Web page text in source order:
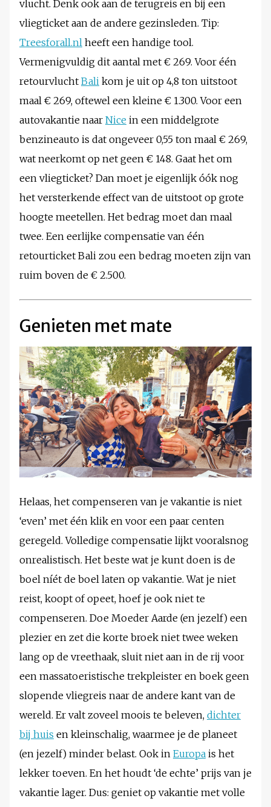
vlucht. Denk ook aan de terugreis en bij een
vliegticket aan de andere gezinsleden. Tip:
Treesforall.nl heeft een handige tool.
Vermenigvuldig dit aantal met € 269. Voor één
retourvlucht Bali kom je uit op 4,8 ton uitstoot
maal € 269, oftewel een kleine € 1.300. Voor een
autovakantie naar Nice in een middelgrote
benzineauto is dat ongeveer 0,55 ton maal € 269,
wat neerkomt op net geen € 148. Gaat het om
een vliegticket? Dan moet je eigenlijk óók nog
het versterkende effect van de uitstoot op grote
hoogte meetellen. Het bedrag moet dan maal
twee. Een eerlijke compensatie van één
retourticket Bali zou een bedrag moeten zijn van
ruim boven de € 2.500.
Genieten met mate
Helaas, het compenseren van je vakantie is niet
‘even’ met één klik en voor een paar centen
geregeld. Volledige compensatie lijkt vooralsnog
onrealistisch. Het beste wat je kunt doen is de
boel níét de boel laten op vakantie. Wat je niet
reist, koopt of opeet, hoef je ook niet te
compenseren. Doe Moeder Aarde (en jezelf) een
plezier en zet die korte broek niet twee weken
lang op de vreethaak, sluit niet aan in de rij voor
een massatoeristische trekpleister en boek geen
slopende vliegreis naar de andere kant van de
wereld. Er valt zoveel moois te beleven, dichter
bij huis en kleinschalig, waarmee je de planeet
(en jezelf) minder belast. Ook in Europa is het
lekker toeven. En het houdt ‘de echte’ prijs van je
vakantie lager. Dus: geniet op vakantie met volle